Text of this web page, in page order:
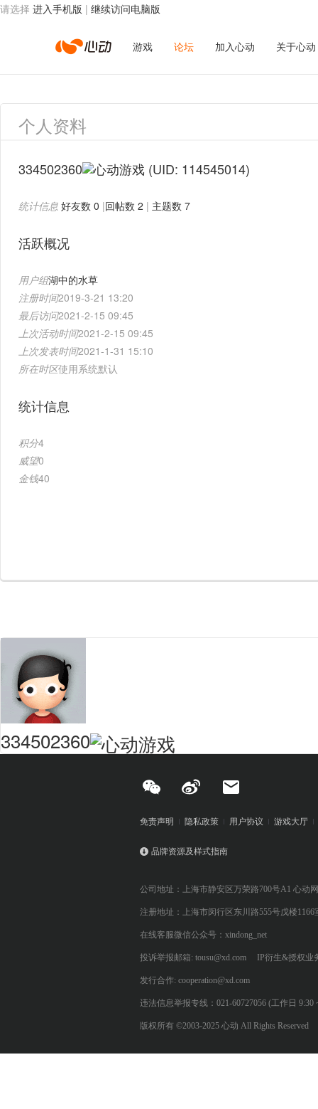
请选择 进入手机版 | 继续访问电脑版
心
动
络
游戏 论坛 加入心动 关于心动
个人资料
334502360 (UID: 114545014)
统计信息 好友数 0 |回帖数 2 | 主题数 7
活跃概况
用户组湖中的水草
注册时间2019-3-21 13:20
最后访问2021-2-15 09:45
上次活动时间2021-2-15 09:45
上次发表时间2021-1-31 15:10
所在时区使用系统默认
统计信息
积分4
威望0
金钱40
334502360
免责声明 隐私政策 用户协议 游戏大厅
品牌资源及样式指南
公司地址：上海市静安区万荣路700号A1 心动
注册地址：上海市闵行区东川路555号戊楼1166
在线客服微信公众号：xindong_net
投诉举报邮箱: tousu@xd.com IP衍生&授权业
发行合作: cooperation@xd.com
违法信息举报专线：021-60727056 (工作日 9:30
版权所有 ©2003-2025 心动 All Rights Reserved